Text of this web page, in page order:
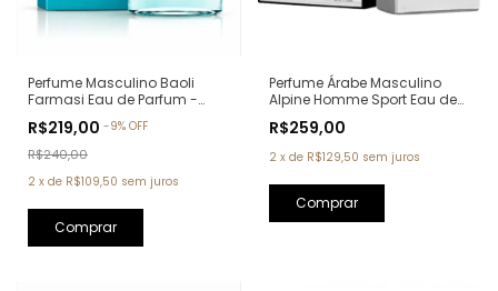
Perfume Masculino Baoli
Farmasi Eau de Parfum -
Homme Bvlgari)
R$219,00 -9% OFF
R$240,00
2 x de R$109,50 sem juros
Perfume Árabe Masculino
Alpine Homme Sport Eau de
100ml (Ref. Olfativa: Allure
Homme Sport Chanel)
R$259,00
2 x de R$129,50 sem juros